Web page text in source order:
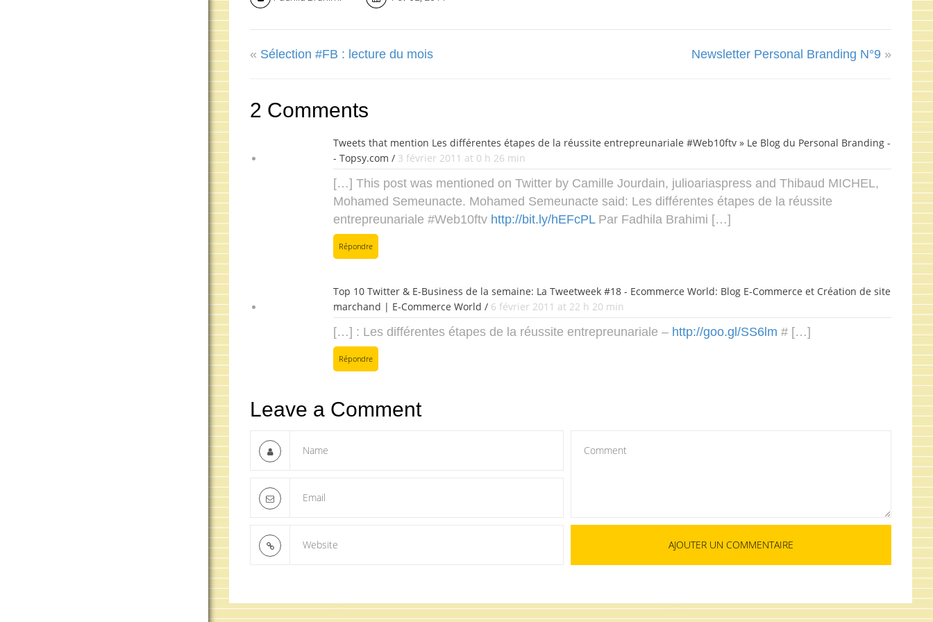
« Sélection #FB : lecture du mois Newsletter Personal Branding N°9 »
2 Comments
Tweets that mention Les différentes étapes de la réussite entrepreunariale #Web10ftv » Le Blog du Personal Branding -
- Topsy.com / 3 février 2011 at 0 h 26 min
[…] This post was mentioned on Twitter by Camille Jourdain, julioariaspress and Thibaud MICHEL,
Mohamed Semeunacte. Mohamed Semeunacte said: Les différentes étapes de la réussite
entrepreunariale #Web10ftv http://bit.ly/hEFcPLPar Fadhila Brahimi […]
Répondre
Top 10 Twitter & E-Business de la semaine: La Tweetweek #18 - Ecommerce World: Blog E-Commerce et Création de site
marchand | E-Commerce World / 6 février 2011 at 22 h 20 min
[…] : Les différentes étapes de la réussite entrepreunariale – http://goo.gl/SS6lm # […]
Répondre
Leave a Comment